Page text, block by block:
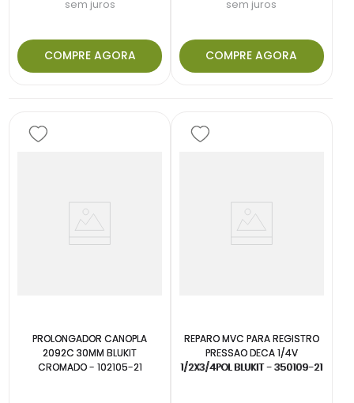
sem juros
COMPRE AGORA
sem juros
COMPRE AGORA
PROLONGADOR CANOPLA
2092C 30MM BLUKIT
CROMADO - 102105-21
REPARO MVC PARA REGISTRO
PRESSAO DECA 1/4V
1/2X3/4POL BLUKIT - 350109-21